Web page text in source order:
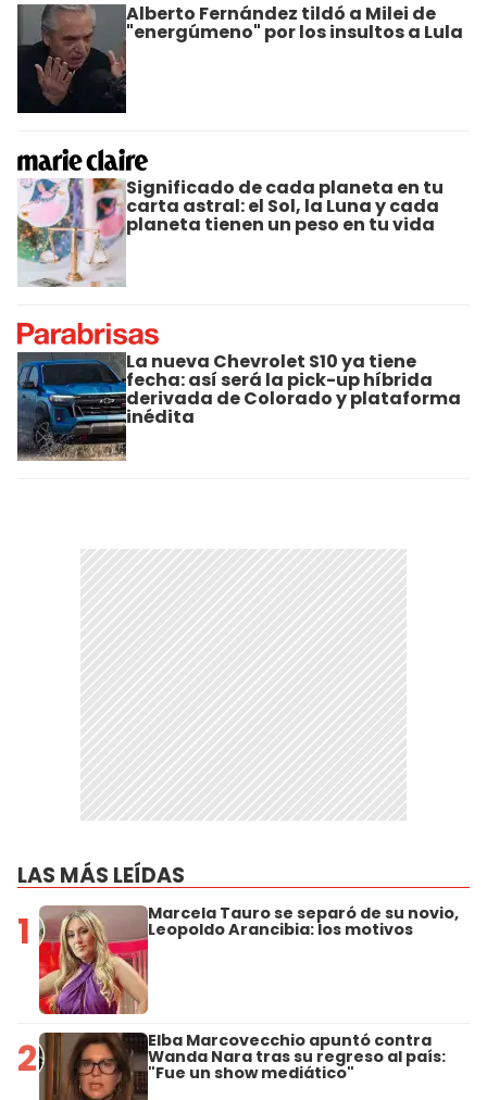
Alberto Fernández tildó a Milei de
"energúmeno" por los insultos a Lula
Significado de cada planeta en tu
carta astral: el Sol, la Luna y cada
planeta tienen un peso en tu vida
La nueva Chevrolet S10 ya tiene
fecha: así será la pick-up híbrida
derivada de Colorado y plataforma
inédita
LAS MÁS LEÍDAS
1 Marcela Tauro se separó de su novio,
Leopoldo Arancibia: los motivos
2 Elba Marcovecchio apuntó contra
Wanda Nara tras su regreso al país:
"Fue un show mediático"